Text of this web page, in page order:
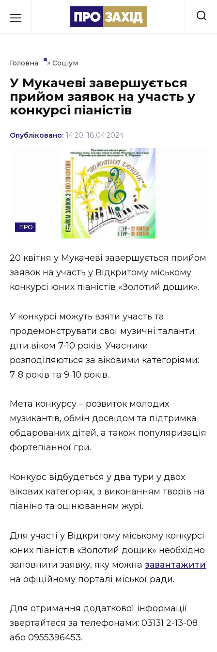
до
Культура
Освіта
Події
Стиль життя
Втрачений Ужгород (відеоверсія)
ЗАКАРПАТСЬКІ НОВИНИ
НОВИНИ ЗАХІДНОЇ УКРАЇНИ
ФОТО
ВІДЕО
Головна » Соціум
У Мукачеві завершується
прийом заявок на участь у
конкурсі піаністів
Опубліковано: 14:20, 18.04.2024
ЗАКАРПАТСЬКІ НОВИНИ
20 квітня у Мукачеві завершується прийом
заявок на участь у Відкритому міському
конкурсі юних піаністів «Золотий дощик».
У конкурсі можуть взяти участь та
продемонструвати свої музичні таланти
діти віком 7-10 років. Учасники
розподіляються за віковими категоріями:
7-8 років та 9-10 років.
Мета конкурсу – розвиток молодих
музикантів, обмін досвідом та підтримка
обдарованих дітей, а також популяризація
фортепіанної гри.
Конкурс відбудеться у два тури у двох
вікових категоріях, з виконанням творів на
піаніно та оцінюванням журі.
Для участі у Відкритому міському конкурсі
юних піаністів «Золотий дощик» необхідно
заповнити заявку, яку можна завантажити
на офіційному порталі міської ради.
Для отримання додаткової інформації
звертайтеся за телефонами: 03131 2-13-08
або 0955396453.